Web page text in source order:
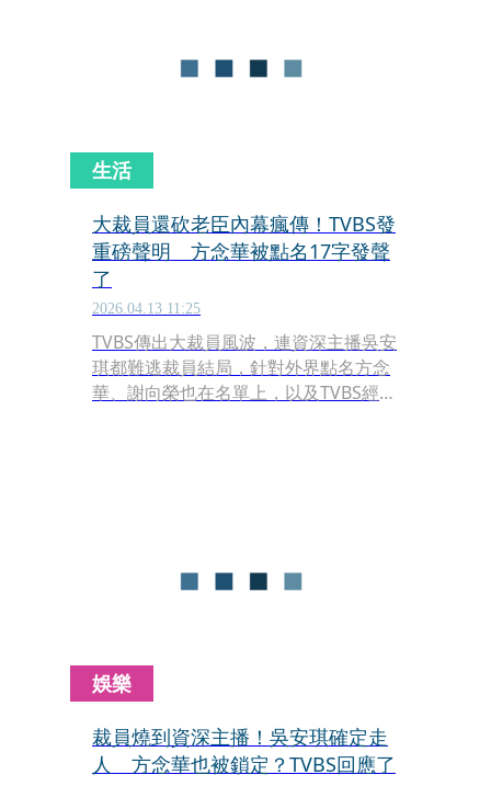
生活
大裁員還砍老臣內幕瘋傳！TVBS發
重磅聲明 方念華被點名17字發聲
了
2026.04.13 11:25
TVBS傳出大裁員風波，連資深主播吳安
琪都難逃裁員結局，針對外界點名方念
華、謝向榮也在名單上，以及TVBS經營
娛樂
裁員燒到資深主播！吳安琪確定走
人 方念華也被鎖定？TVBS回應了